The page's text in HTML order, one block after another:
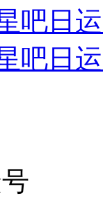
吧日
吧日